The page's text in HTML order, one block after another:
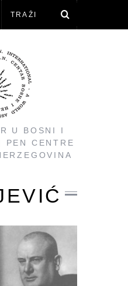
U BOSNI I
PEN CENTRE